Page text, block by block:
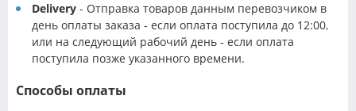
Delivery - Отправка товаров данным перевозчиком в
день оплаты заказа - если оплата поступила до 12:00,
или на следующий рабочий день - если оплата
поступила позже указанного времени.
Способы оплаты